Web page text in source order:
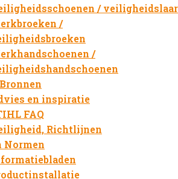
/
/
/
en inspiratie
FAQ
Richtlijnen
Normen